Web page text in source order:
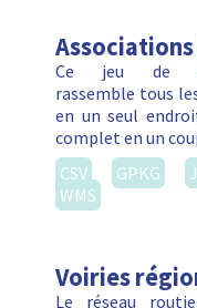
Ce jeu de
rassemble tous
en un seul
complet en un
CSV
GPKG
WMS
Voiries
Le réseau